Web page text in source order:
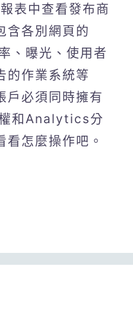
表中查看發布商
含各別網頁的
、曝光、使用者
的作業系統等
戶必須同時擁有
和Analytics分
看怎麼操作吧。